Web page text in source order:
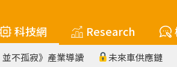
科技網 Research
並不孤寂》產業導讀 未來車供應鏈